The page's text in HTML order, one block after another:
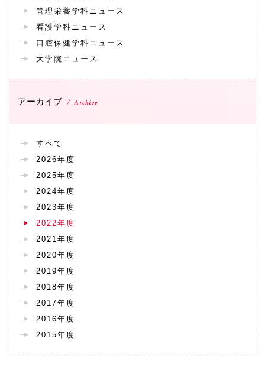
管理栄養学科ニュース
看護学科ニュース
口腔保健学科ニュース
大学院ニュース
アーカイブ Archive
すべて
2026年度
2025年度
2024年度
2023年度
2022年度
2021年度
2020年度
2019年度
2018年度
2017年度
2016年度
2015年度